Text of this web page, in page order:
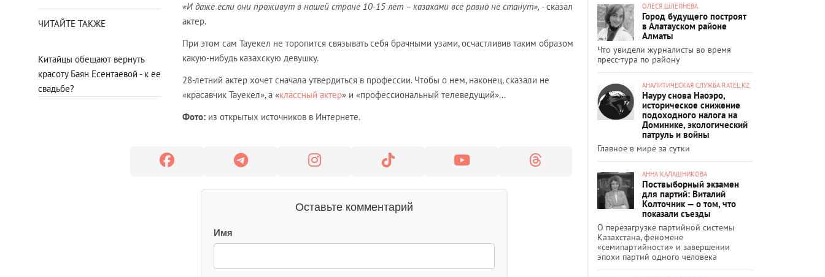
ЧИТАЙТЕ ТАКЖЕ
Китайцы обещают вернуть
красоту Баян Есентаевой - к ее
свадьбе?
«И даже если они проживут в нашей стране 10-15 лет – казахами все равно не станут», - сказал
актер.
При этом сам Тауекел не торопится связывать себя брачными узами, осчастливив таким образом
какую-нибудь казахскую девушку.
28-летний актер хочет сначала утвердиться в профессии. Чтобы о нем, наконец, сказали не
«красавчик Тауекел», а «классный актер» и «профессиональный телеведущий»...
Фото: из открытых источников в Интернете.
Оставьте комментарий
Имя
ОЛЕСЯ ШЛЕПНЕВА
Город будущего построят
в Алатауском районе
Алматы
Что увидели журналисты во время
пресс-тура по району
АНАЛИТИЧЕСКАЯ СЛУЖБА RATEL.KZ
Науру снова Наоэро,
историческое снижение
подоходного налога на
Доминике, экологический
патруль и войны
Главное в мире за сутки
АННА КАЛАШНИКОВА
Поствыборный экзамен
для партий: Виталий
Колточник — о том, что
показали съезды
О перезагрузке партийной системы
Казахстана, феномене
«семипартийности» и завершении
эпохи партий одного человека